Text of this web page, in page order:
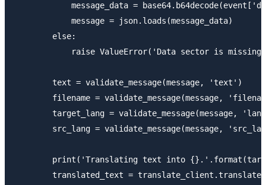
message_data =
            message = json.loads(message_data)
        else:
raise ValueError('Data sector is missing
        text = validate_message(message, 'text')
filename = validate_message(message,
target_lang = validate_message(message,
src_lang = validate_message(message,
print('Translating text into
translated_text =